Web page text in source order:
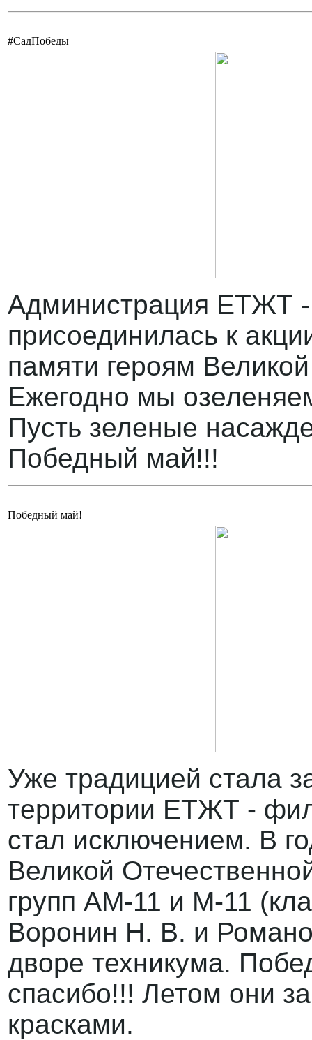
#СадПобеды
Администрация ЕТЖТ
присоединилась к
памяти героям
Ежегодно мы
Пусть зеленые
Победный май!!!
Победный май!
Уже традицией стала
территории ЕТЖТ -
стал исключением. В
Великой
групп АМ-11 и М-11
Воронин Н. В. и
дворе техникума.
спасибо!!! Летом они
красками.